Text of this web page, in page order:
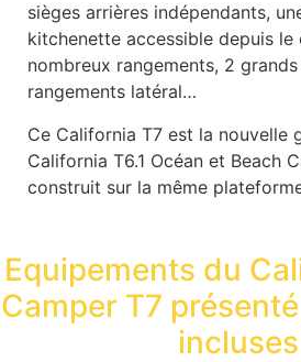
sièges arrières indépendants,
kitchenette accessible depuis
nombreux rangements, 2
rangements latéral…
Ce California T7 est la nouvelle
California T6.1 Océan et Beach
construit sur la même
Equipements du
Camper T7